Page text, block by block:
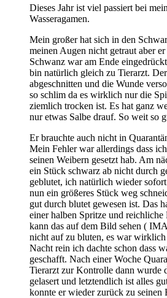
Dieses Jahr ist viel passiert bei
Wasseragamen.
Mein großer hat sich in den
meinen Augen nicht getraut aber
Schwanz war am Ende
bin natürlich gleich zu Tierarzt.
abgeschnitten und die Wunde
so schlim da es wirklich nur die
ziemlich trocken ist. Es hat ganz
nur etwas Salbe drauf. So weit so
Er brauchte auch nicht in
Mein Fehler war allerdings dass
seinen Weibern gesetzt hab. Am
ein Stück schwarz ab nicht durch
geblutet, ich natürlich wieder
nun ein größeres Stück weg
gut durch blutet gewesen ist. Das
einer halben Spritze und reichliche
kann das auf dem Bild sehen (
nicht auf zu bluten, es war
Nacht rein ich dachte schon dass
geschafft. Nach einer Woche
Tierarzt zur Kontrolle dann wurde
gelasert und letztendlich ist alles
konnte er wieder zurück zu seinen